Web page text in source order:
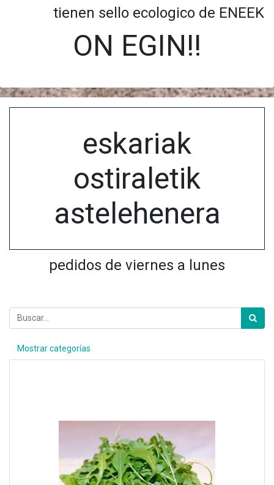
tienen sello ecologico de ENEEK
ON EGIN!!
eskariak
ostiraletik
astelehenera
pedidos de viernes a lunes
Mostrar categorías